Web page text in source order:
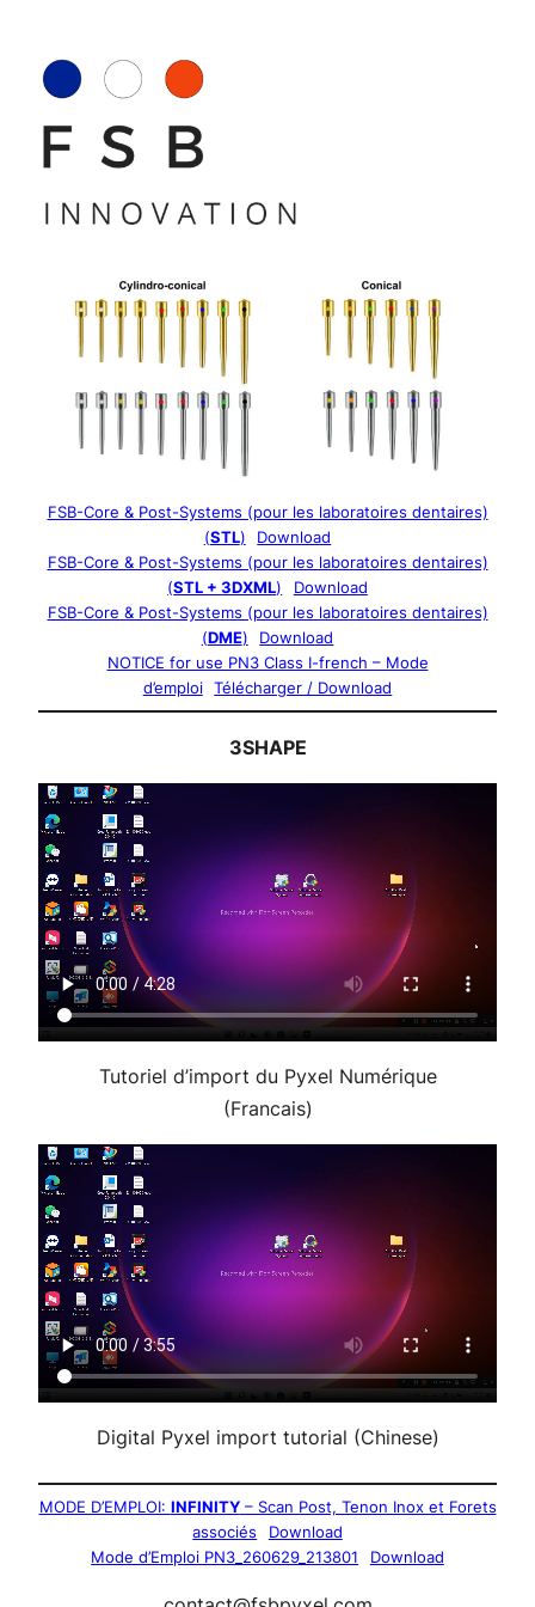
content
FSB-Core & Post-Systems (pour les laboratoires dentaires)
(STL)
Download
FSB-Core & Post-Systems (pour les laboratoires dentaires)
(STL + 3DXML)
Download
FSB-Core & Post-Systems (pour les laboratoires dentaires)
(DME)
Download
NOTICE for use PN3 Class I-french – Mode
d’emploi
Télécharger / Download
3SHAPE
Tutoriel d’import du Pyxel Numérique
(Francais)
Digital Pyxel import tutorial (Chinese)
MODE D’EMPLOI: INFINITY– Scan Post, Tenon Inox et Forets
associés
Download
Mode d’Emploi PN3_260629_213801
Download